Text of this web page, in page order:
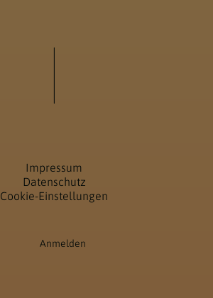
Impressum
Datenschutz
Cookie-Einstellungen
Anmelden